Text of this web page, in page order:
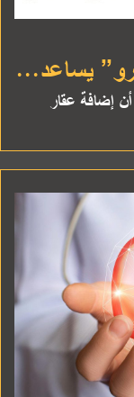
يساعد...
إضافة عقار